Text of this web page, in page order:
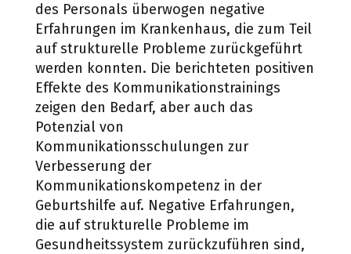
des Personals überwogen negative
Erfahrungen im Krankenhaus, die zum Teil
auf strukturelle Probleme zurückgeführt
werden konnten. Die berichteten positiven
Effekte des Kommunikationstrainings
zeigen den Bedarf, aber auch das
Potenzial von
Kommunikationsschulungen zur
Verbesserung der
Kommunikationskompetenz in der
Geburtshilfe auf. Negative Erfahrungen,
die auf strukturelle Probleme im
Gesundheitssystem zurückzuführen sind,